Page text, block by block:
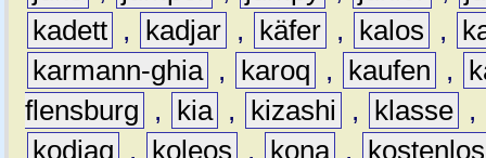
kadett , kadjar , käfer , kalos ,
karmann-ghia , karoq , kaufen ,
flensburg
, kia , kizashi , klasse ,
kodiaq
, koleos , kona ,
kostenlos